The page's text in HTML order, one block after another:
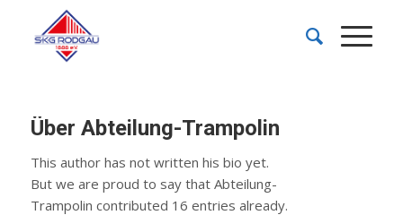
Über Abteilung-Trampolin
This author has not written his bio yet.
But we are proud to say that Abteilung-
Trampolin contributed 16 entries already.